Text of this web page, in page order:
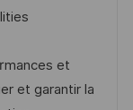
et
et garantir la